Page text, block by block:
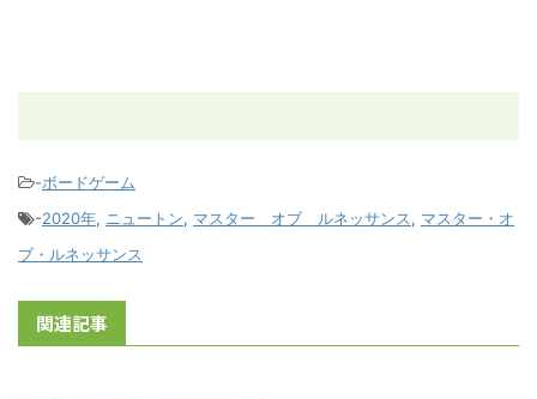
-ボードゲーム
-2020年, ニュートン, マスター オブ ルネッサンス, マスター・オ
ブ・ルネッサンス
関連記事